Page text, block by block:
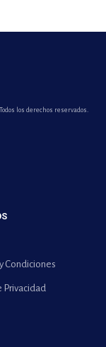
Todos los derechos reservados.
Condiciones
Privacidad